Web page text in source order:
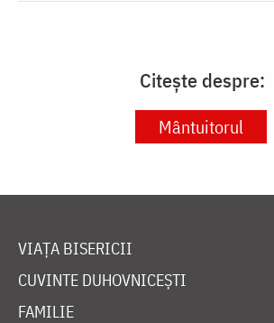
Citește despre:
Mântuitorul
VIAȚA BISERICII
CUVINTE DUHOVNICEȘTI
FAMILIE